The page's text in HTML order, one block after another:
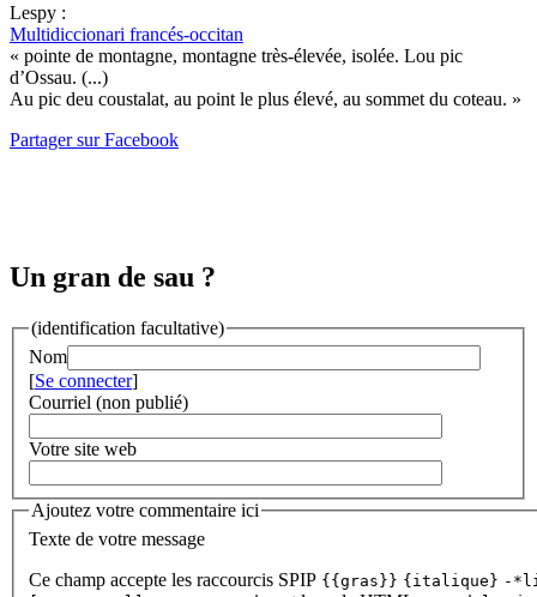
Lespy :
Multidiccionari francés-occitan
« pointe de montagne, montagne très-élevée, isolée. Lou pic
d’Ossau. (...)
Au pic deu coustalat, au point le plus élevé, au sommet du coteau. »
Partager sur Facebook
Un gran de sau ?
(identification facultative)
Nom
[Se connecter]
Courriel (non publié)
Votre site web
Ajoutez votre commentaire ici
Texte de votre message
Ce champ accepte les raccourcis SPIP {{gras}} {italique} -